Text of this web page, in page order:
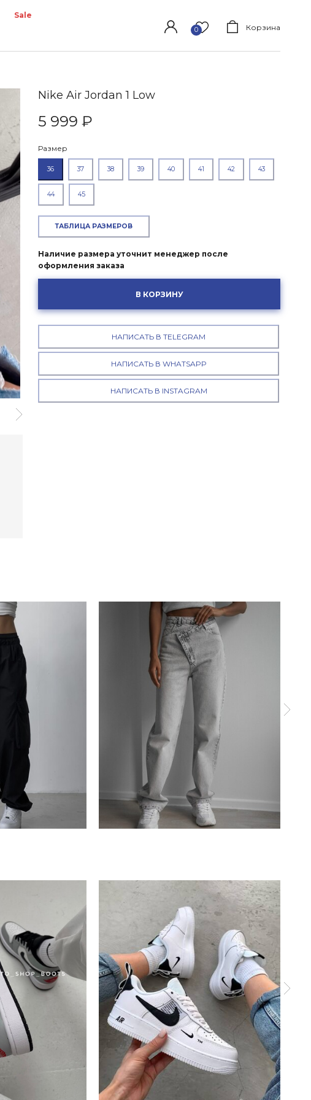
Sale
0 Корзина
Nike Air Jordan 1 Low
5 999 ₽
Размер
36 37 38 39 40 41 42 43
44 45
ТАБЛИЦА РАЗМЕРОВ
Наличие размера уточнит менеджер после
оформления заказа
В КОРЗИНУ
НАПИСАТЬ В TELEGRAM
НАПИСАТЬ В WHATSAPP
НАПИСАТЬ В INSTAGRAM